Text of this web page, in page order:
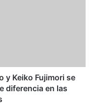
y Keiko Fujimori se
diferencia en las